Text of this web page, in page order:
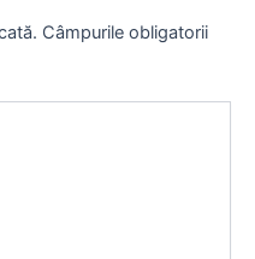
Câmpurile obligatorii